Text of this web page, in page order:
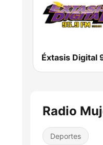
Radio
Deportes